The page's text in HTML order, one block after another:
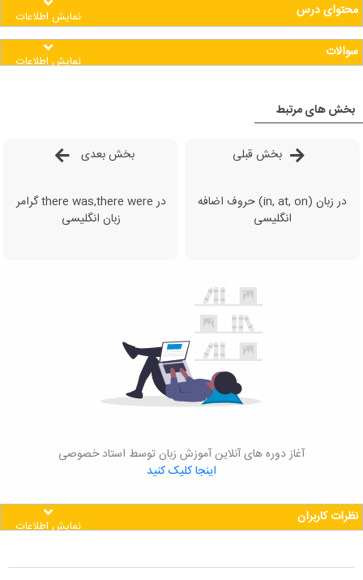
محتوای درس نمایش اطلاعات
سوالات نمایش اطلاعات
بخش های مرتبط
بخش قبلی
حروف اضافه (in, at, on) در زبان
انگلیسی
بخش بعدی
گرامر there was,there were ​​​​​در
زبان انگلیسی
آغاز دوره های آنلاین آموزش زبان توسط استاد خصوصی
اینجا کلیک کنید
نظرات کاربران نمایش اطلاعات